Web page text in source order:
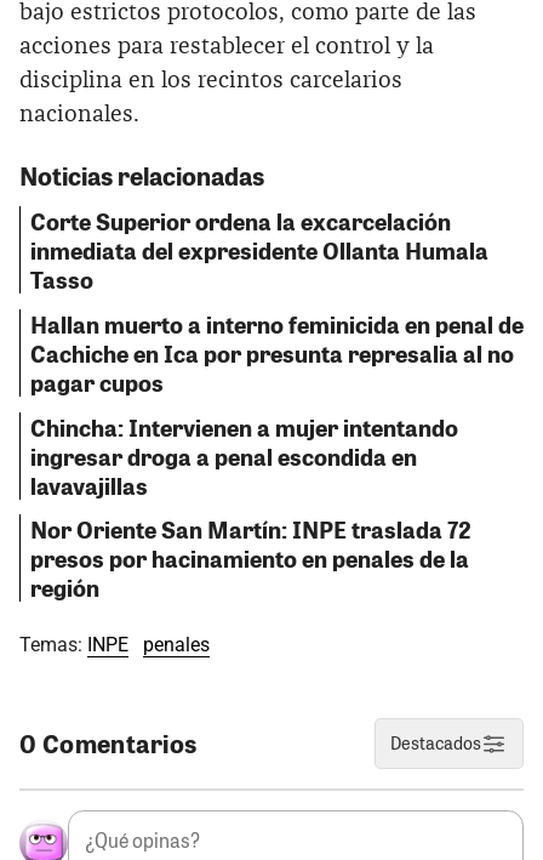
bajo estrictos protocolos, como parte de las
acciones para restablecer el control y la
disciplina en los recintos carcelarios
nacionales.
Noticias relacionadas
Corte Superior ordena la excarcelación
inmediata del expresidente Ollanta Humala
Tasso
Hallan muerto a interno feminicida en penal de
Cachiche en Ica por presunta represalia al no
pagar cupos
Chincha: Intervienen a mujer intentando
ingresar droga a penal escondida en
lavavajillas
Nor Oriente San Martín: INPE traslada 72
presos por hacinamiento en penales de la
región
Temas: INPE penales
0 Comentarios Destacados